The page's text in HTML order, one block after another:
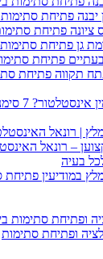
סתימות ביוב
סתימות ביוב
סתימות ביוב
סתימות ביוב
פתיחת סתימות ביוב
מתי צריך להזמין אינסטלטור?
האינסטלטור
האינסטלטור
פתיחת סתימות
סתימות ביוב
סתימות